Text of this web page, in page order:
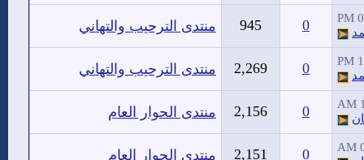
0
945 منتدى الترحيب والتهاني
0
2,269 منتدى الترحيب والتهاني
0
2,156 منتدى الحوار العام
0
2,151 منتدى الحوار العام